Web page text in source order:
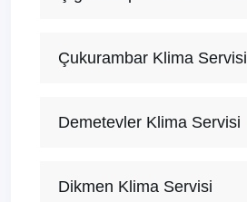
Çukurambar Klima Servisi
Demetevler Klima Servisi
Dikmen Klima Servisi